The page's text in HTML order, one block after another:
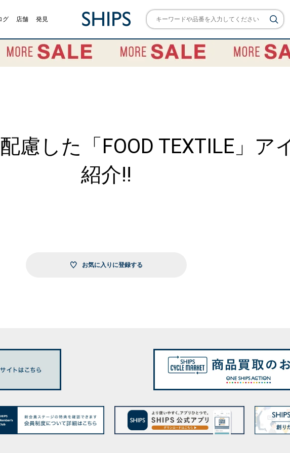
グ 店舗 発見
慮した「FOOD TEXTILE」ア
紹介!!
お気に入りに登録する